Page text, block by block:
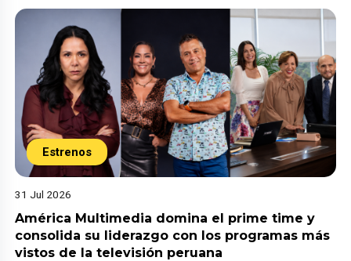
Estrenos
31 Jul 2026
América Multimedia domina el prime time y
consolida su liderazgo con los programas más
vistos de la televisión peruana